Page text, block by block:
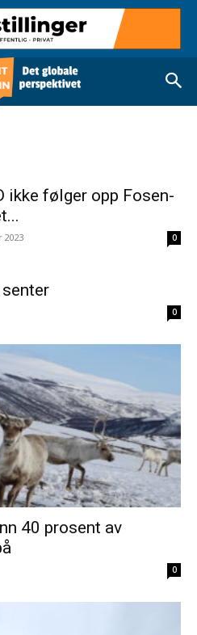
ikke følger opp Fosen-
2023 0
0
40 prosent av
0